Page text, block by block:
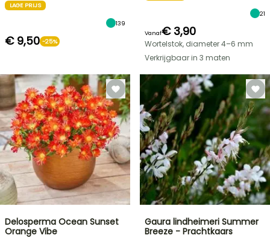
LAGE PRIJS
139
€ 9,50 -25%
21
Vanaf€ 3,90
Wortelstok, diameter 4–6 mm
Verkrijgbaar in 3 maten
Delosperma Ocean Sunset
Orange Vibe
Gaura lindheimeri Summer
Breeze - Prachtkaars